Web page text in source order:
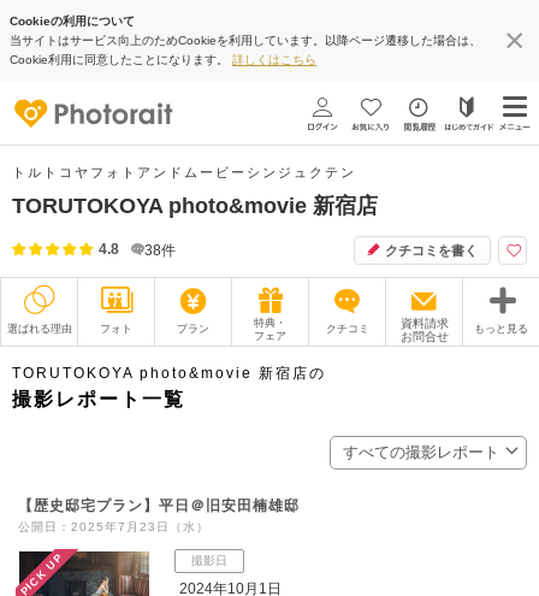
Cookieの利用について
当サイトはサービス向上のためCookieを利用しています。以降ページ遷移した場合は、
Cookie利用に同意したことになります。 詳しくはこちら
トルトコヤフォトアンドムービーシンジュクテン
TORUTOKOYA photo&movie 新宿店
4.8 38件 クチコミを書く
選ばれる理由 フォト プラン
特典・
フェア
クチコミ
資料請求
お問合せ
もっと見る
撮影レポート
ブログ
アクセス/TEL
こだわりポイント
TORUTOKOYA photo&movie 新宿店の
撮影レポート一覧
すべての撮影レポート
【歴史邸宅プラン】平日＠旧安田楠雄邸
公開日：2025年7月23日（水）
PICK UP 撮影日
2024年10月1日